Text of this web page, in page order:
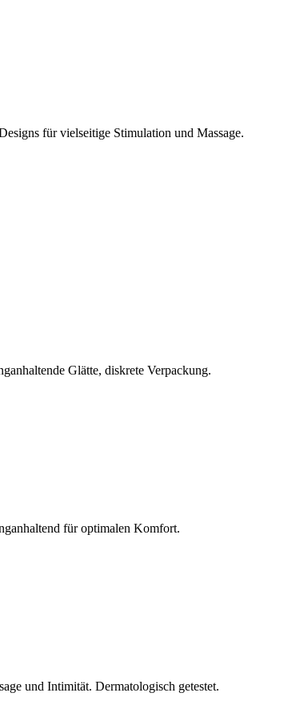
für vielseitige Stimulation und Massage.
Glätte, diskrete Verpackung.
für optimalen Komfort.
und Intimität. Dermatologisch getestet.